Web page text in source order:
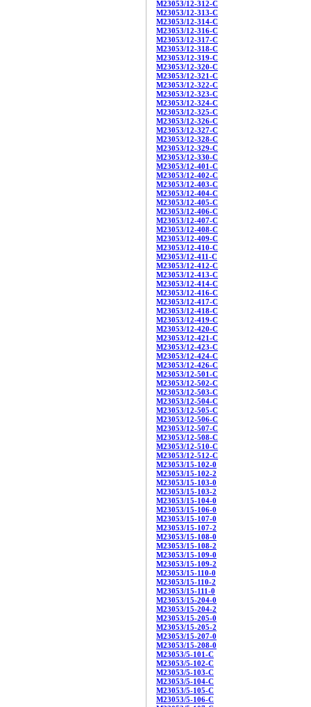
M23053/12-312-C
M23053/12-313-C
M23053/12-314-C
M23053/12-316-C
M23053/12-317-C
M23053/12-318-C
M23053/12-319-C
M23053/12-320-C
M23053/12-321-C
M23053/12-322-C
M23053/12-323-C
M23053/12-324-C
M23053/12-325-C
M23053/12-326-C
M23053/12-327-C
M23053/12-328-C
M23053/12-329-C
M23053/12-330-C
M23053/12-401-C
M23053/12-402-C
M23053/12-403-C
M23053/12-404-C
M23053/12-405-C
M23053/12-406-C
M23053/12-407-C
M23053/12-408-C
M23053/12-409-C
M23053/12-410-C
M23053/12-411-C
M23053/12-412-C
M23053/12-413-C
M23053/12-414-C
M23053/12-416-C
M23053/12-417-C
M23053/12-418-C
M23053/12-419-C
M23053/12-420-C
M23053/12-421-C
M23053/12-423-C
M23053/12-424-C
M23053/12-426-C
M23053/12-501-C
M23053/12-502-C
M23053/12-503-C
M23053/12-504-C
M23053/12-505-C
M23053/12-506-C
M23053/12-507-C
M23053/12-508-C
M23053/12-510-C
M23053/12-512-C
M23053/15-102-0
M23053/15-102-2
M23053/15-103-0
M23053/15-103-2
M23053/15-104-0
M23053/15-106-0
M23053/15-107-0
M23053/15-107-2
M23053/15-108-0
M23053/15-108-2
M23053/15-109-0
M23053/15-109-2
M23053/15-110-0
M23053/15-110-2
M23053/15-111-0
M23053/15-204-0
M23053/15-204-2
M23053/15-205-0
M23053/15-205-2
M23053/15-207-0
M23053/15-208-0
M23053/5-101-C
M23053/5-102-C
M23053/5-103-C
M23053/5-104-C
M23053/5-105-C
M23053/5-106-C